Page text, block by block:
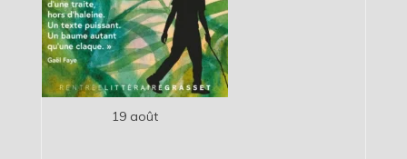
19 août